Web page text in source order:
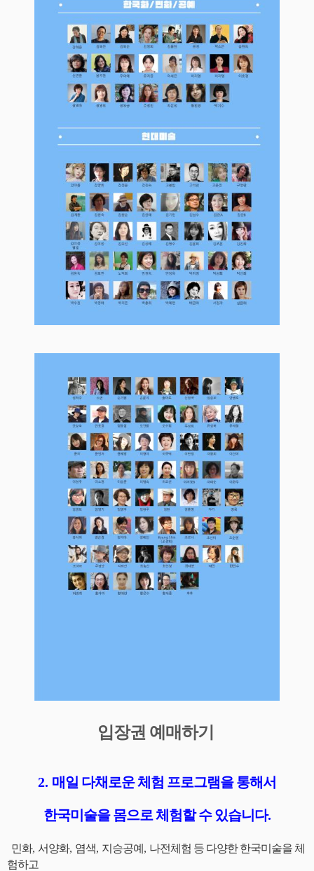
입장권 예매하기
2. 매일 다채로운 체험 프로그램을 통해서
한국미술을몸으로 체험할 수 있습니다.
민화, 서양화, 염색, 지승공예 , 나전체험 등 다양한 한국미술을 체
험하고